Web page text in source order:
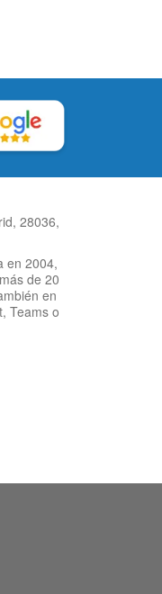
28036,
en 2004,
de 20
en
Teams o